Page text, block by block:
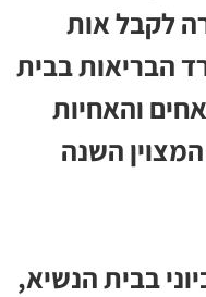
לקבל אות
הבריאות בבית
והאחיות
לאומי לשנת 2026, המצוין השנה
החגיגי ייערך ב-3 ביוני בבית הנשיא,